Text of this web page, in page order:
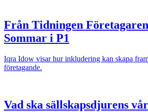
Från Tidningen
Sommar i P1
Iqra Idow visar hur inkludering kan skapa
företagande.
Vad ska sällskapsdjurens